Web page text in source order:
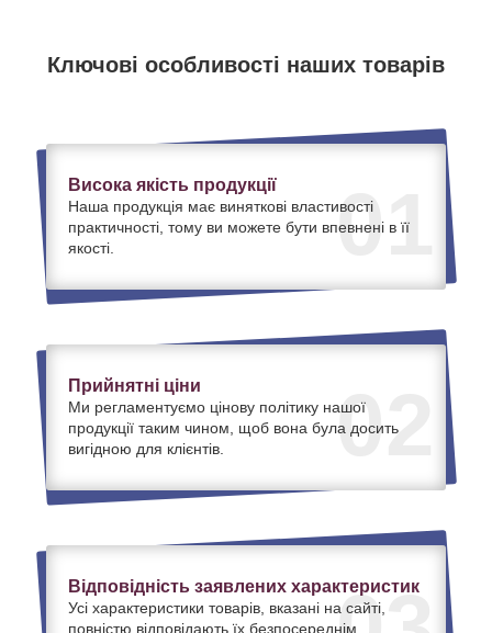
Ключові особливості наших товарів
01
Висока якість продукції
Наша продукція має виняткові властивості
практичності, тому ви можете бути впевнені в її
якості.
02
Прийнятні ціни
Ми регламентуємо цінову політику нашої
продукції таким чином, щоб вона була досить
вигідною для клієнтів.
Відповідність заявлених характеристик
Усі характеристики товарів, вказані на сайті,
повністю відповідають їх безпосереднім